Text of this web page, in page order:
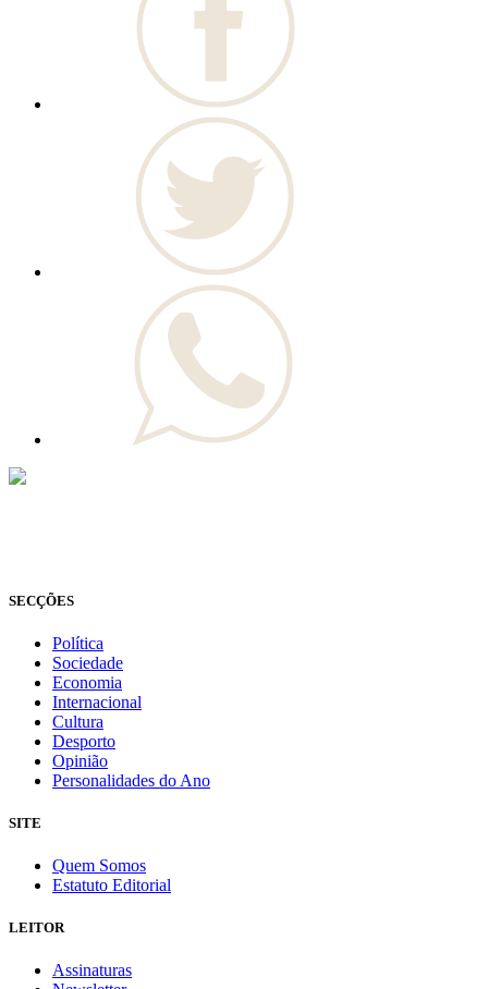
SECÇÕES
Política
Sociedade
Economia
Internacional
Cultura
Desporto
Opinião
Personalidades do Ano
SITE
Quem Somos
Estatuto Editorial
LEITOR
Assinaturas